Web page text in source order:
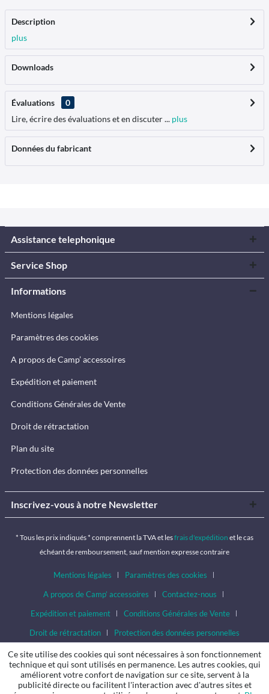
Description
plus
Downloads
Évaluations
0
Lire, écrire des évaluations et en discuter ... plus
Données du fabricant
Assistance telephonique
Service Shop
Informations
Mentions légales
Paramètres des cookies
A propos de Camp’ accessoires
Expédition et paiement
Conditions Générales de Vente
Droit de rétractation
Plan du site
Protection des données personnelles
Inscrivez-vous à notre Newsletter
* Tous les prix indiqués * comprennent la TVA et lesfrais d'expédition et le cas
échéant de remboursement, sauf mention expresse contraire
Mentions légales
Paramètres des cookies
A propos de Camp’ accessoires
Contactez-nous
Expédition et paiement
Conditions Générales de Vente
Droit de rétractation
Protection des données personnelles
Ce site utilise des cookies qui sont nécessaires à son fonctionnement
technique et qui sont utilisés en permanence. Les autres cookies, qui
améliorent votre confort de navigation sur ce site, servent à la
publicité directe ou facilitent l'interaction avec d'autres sites et